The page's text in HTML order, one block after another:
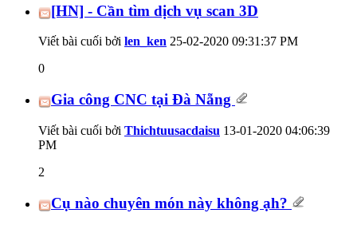
[HN] - Cần tìm dịch vụ scan 3D
Viết bài cuối bởi len_ken 25-02-2020 09:31:37 PM
0
Gia công CNC tại Đà Nẵng
Viết bài cuối bởi Thichtuusacdaisu 13-01-2020 04:06:39
PM
2
Cụ nào chuyên món này không ạh?